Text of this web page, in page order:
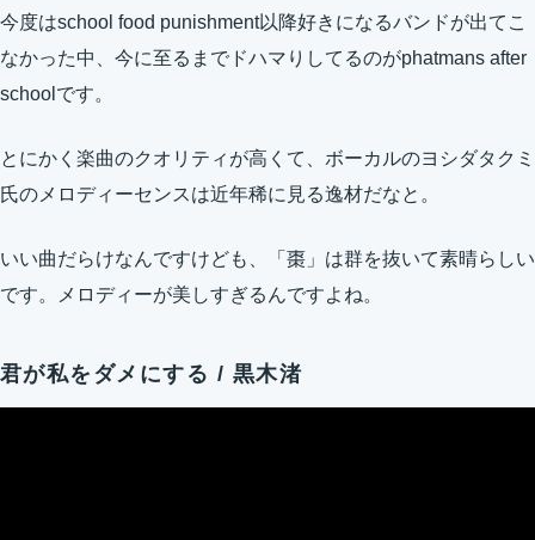
今度はschool food punishment以降好きになるバンドが出てこ
なかった中、今に至るまでドハマりしてるのがphatmans after
schoolです。
とにかく楽曲のクオリティが高くて、ボーカルのヨシダタクミ
氏のメロディーセンスは近年稀に見る逸材だなと。
いい曲だらけなんですけども、「棗」は群を抜いて素晴らしい
です。メロディーが美しすぎるんですよね。
君が私をダメにする / 黒木渚